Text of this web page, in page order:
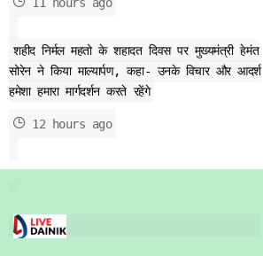
शहीद निर्मल महतो के शहादत दिवस पर मुख्यमंत्री हेमंत
सोरेन ने किया माल्यार्पण, कहा- उनके विचार और आदर्श
हमेशा हमारा मार्गदर्शन करते रहेंगे
12 hours ago